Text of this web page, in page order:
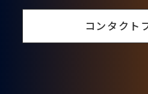
コンタクト